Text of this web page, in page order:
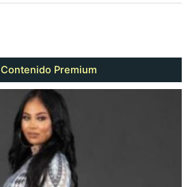
Contenido Premium